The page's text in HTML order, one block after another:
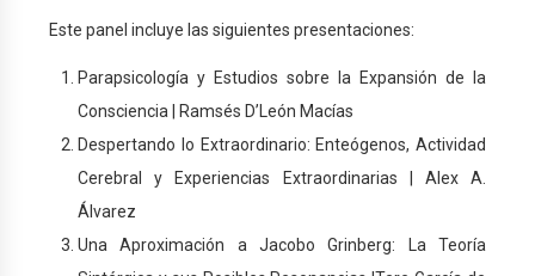
Este panel incluye las siguientes presentaciones:
Parapsicología y Estudios sobre la Expansión de la
Consciencia | Ramsés D’León Macías
Despertando lo Extraordinario: Enteógenos, Actividad
Cerebral y Experiencias Extraordinarias | Alex A.
Álvarez
Una Aproximación a Jacobo Grinberg: La Teoría